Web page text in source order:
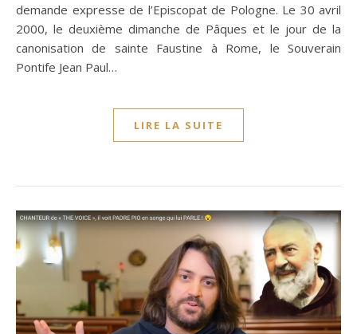
demande expresse de l’Episcopat de Pologne. Le 30 avril
2000, le deuxième dimanche de Pâques et le jour de la
canonisation de sainte Faustine à Rome, le Souverain
Pontife Jean Paul…
LIRE LA SUITE